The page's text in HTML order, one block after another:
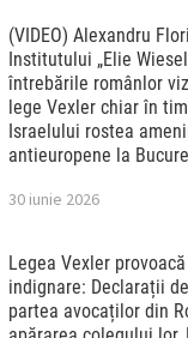
(VIDEO) Alexandru
Institutului „Elie
întrebările românlor
lege Vexler chiar în
Israelului rostea
antieuropene la
30 iunie 2026
Legea Vexler
indignare: Declarații
partea avocaților din